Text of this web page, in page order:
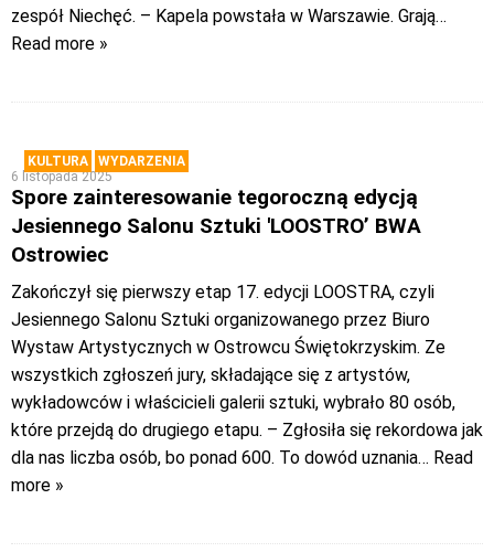
zespół Niechęć. – Kapela powstała w Warszawie. Grają…
Read more »
KULTURA
WYDARZENIA
6 listopada 2025
Spore zainteresowanie tegoroczną edycją
Jesiennego Salonu Sztuki 'LOOSTRO’ BWA
Ostrowiec
Zakończył się pierwszy etap 17. edycji LOOSTRA, czyli
Jesiennego Salonu Sztuki organizowanego przez Biuro
Wystaw Artystycznych w Ostrowcu Świętokrzyskim. Ze
wszystkich zgłoszeń jury, składające się z artystów,
wykładowców i właścicieli galerii sztuki, wybrało 80 osób,
które przejdą do drugiego etapu. – Zgłosiła się rekordowa jak
dla nas liczba osób, bo ponad 600. To dowód uznania… Read
more »